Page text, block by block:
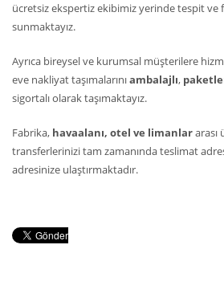
ücretsiz ekspertiz ekibimiz yerinde tespit ve
sunmaktayız.
Ayrıca bireysel ve kurumsal müşterilere
eve nakliyat taşımalarınıambalajlı,
sigortalı olarak taşımaktayız.
Fabrika, havaalanı, otel ve limanlararası
transferlerinizi tam zamanında teslimat
adresinize ulaştırmaktadır.